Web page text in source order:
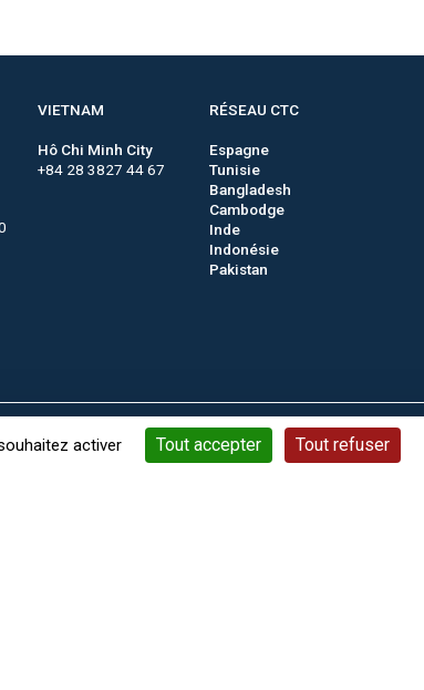
activer Tout accepter Tout refuser
VIETNAM
Hô Chi Minh City
+84 28 3827 44 67
RÉSEAU CTC
Espagne
Tunisie
Bangladesh
Cambodge
Inde
Indonésie
Pakistan
Mentions légales Conditions générales de vente